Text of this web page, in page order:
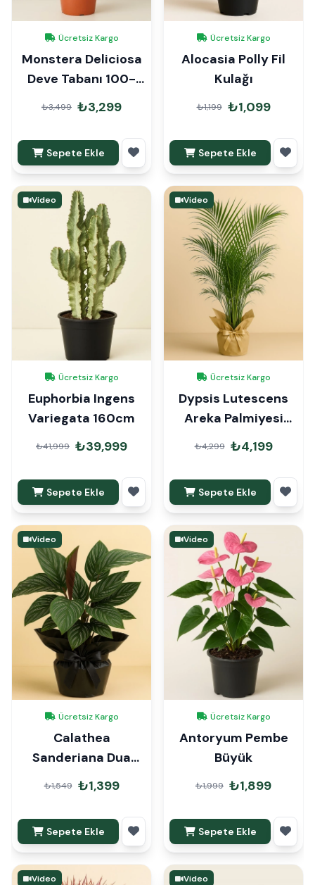
Ücretsiz Kargo
Monstera Deliciosa
Deve Tabanı 100-
120cm
₺3,499 ₺3,299
Sepete Ekle
Ücretsiz Kargo
Alocasia Polly Fil
Kulağı
₺1,199 ₺1,099
Sepete Ekle
Video
Ücretsiz Kargo
Euphorbia Ingens
Variegata 160cm
₺41,999 ₺39,999
Sepete Ekle
Video
Ücretsiz Kargo
Dypsis Lutescens
Areka Palmiyesi
110cm Hediye
Paketli
₺4,299 ₺4,199
Sepete Ekle
Video
Ücretsiz Kargo
Calathea
Sanderiana Dua
Çiçeği Hediye
Paketli
₺1,549 ₺1,399
Sepete Ekle
Video
Ücretsiz Kargo
Antoryum Pembe
Büyük
₺1,999 ₺1,899
Sepete Ekle
Video Video